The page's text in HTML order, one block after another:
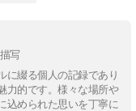
写
に綴る個人の記録であり
力的です。様々な場所や
込められた思いを丁寧に